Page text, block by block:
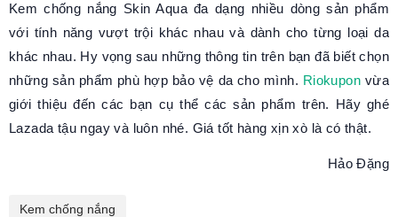
Kem chống nắng Skin Aqua đa dạng nhiều dòng sản phẩm
với tính năng vượt trội khác nhau và dành cho từng loại da
khác nhau. Hy vọng sau những thông tin trên bạn đã biết chọn
những sản phẩm phù hợp bảo vệ da cho mình. Riokupon vừa
giới thiệu đến các bạn cụ thể các sản phẩm trên. Hãy ghé
Lazada tậu ngay và luôn nhé. Giá tốt hàng xịn xò là có thật.
Hảo Đặng
Kem chống nắng